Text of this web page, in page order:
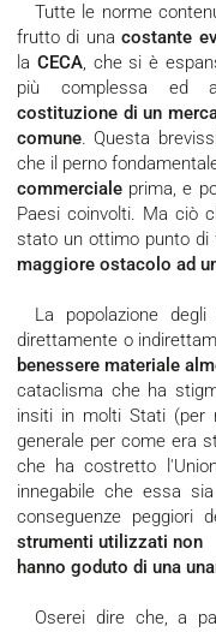
Tutte le norme contenute in questi ed altri documenti sono il
frutto di unacostante
la CECA, che si è
più complessa ed
costituzione di un
comune. Questa
che il perno
commerciale prima, e
Paesi coinvolti. Ma ciò
stato un ottimo punto di
maggiore ostacolo ad
La popolazione degli Stati europei ha potuto beneficiare,
direttamente o
benessere materiale
cataclisma che ha
insiti in molti Stati (per
generale per come era
che ha costretto
innegabile che essa
conseguenze peggiori
strumenti utilizzati non
hanno goduto di una
Oserei dire che, a partire dal "caso Grecia", molti europei